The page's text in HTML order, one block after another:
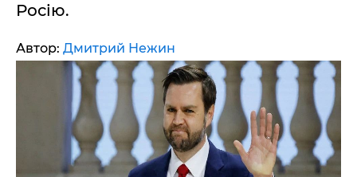
Росію.
Автор: Дмитрий Нежин